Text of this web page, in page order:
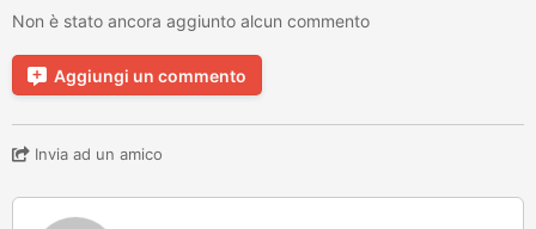
Non è stato ancora aggiunto alcun commento
Aggiungi un commento
Invia ad un amico